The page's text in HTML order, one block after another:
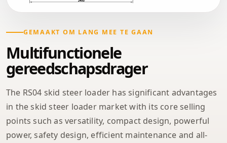
GEMAAKT OM LANG MEE TE GAAN
Multifunctionele
gereedschapsdrager
The RS04 skid steer loader has significant advantages
in the skid steer loader market with its core selling
points such as versatility, compact design, powerful
power, safety design, efficient maintenance and all-